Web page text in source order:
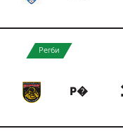
Регби
Р�